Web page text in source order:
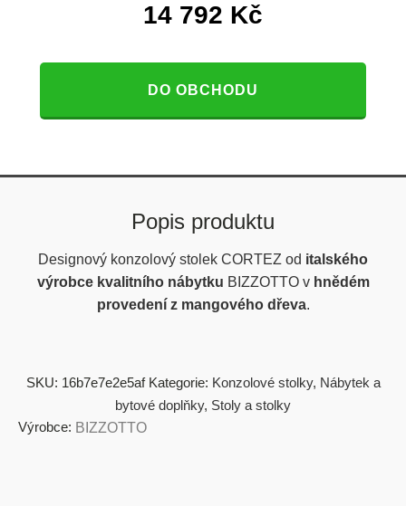
14 792 Kč
DO OBCHODU
Popis produktu
Designový konzolový stolek CORTEZ od italského
výrobce kvalitního nábytku BIZZOTTO v hnědém
provedení z mangového dřeva.
SKU: 16b7e7e2e5af Kategorie: Konzolové stolky, Nábytek a
bytové doplňky, Stoly a stolky
Výrobce: BIZZOTTO